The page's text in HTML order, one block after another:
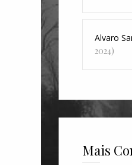
Alvaro
2024)
Mais